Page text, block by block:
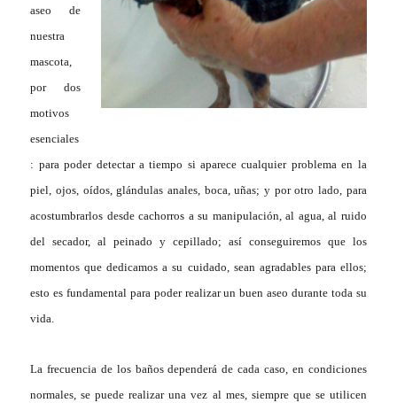
aseo de
nuestra
mascota,
por dos
motivos
esenciales
: para poder detectar a tiempo si aparece cualquier problema en la
piel, ojos, oídos, glándulas anales, boca, uñas; y por otro lado, para
acostumbrarlos desde cachorros a su manipulación, al agua, al ruido
del secador, al peinado y cepillado; así conseguiremos que los
momentos que dedicamos a su cuidado, sean agradables para ellos;
esto es fundamental para poder realizar un buen aseo durante toda su
vida.
La frecuencia de los baños dependerá de cada caso, en condiciones
normales, se puede realizar una vez al mes, siempre que se utilicen